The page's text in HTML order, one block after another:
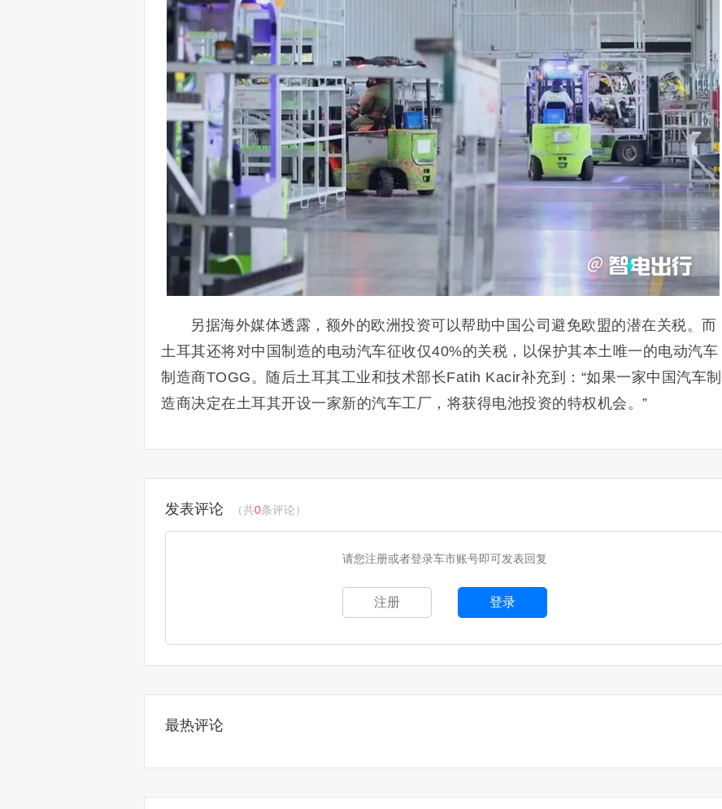
另据海外媒体透露，额外的欧洲投资可以帮助中国公司避免欧盟的潜在关税。而
土耳其还将对中国制造的电动汽车征收仅40%的关税，以保护其本土唯一的电动汽车
制造商TOGG。随后土耳其工业和技术部长Fatih Kacir补充到：“如果一家中国汽车制
造商决定在土耳其开设一家新的汽车工厂，将获得电池投资的特权机会。”
发表评论 （共0条评论）
请您注册或者登录车市账号即可发表回复
注册 登录
最热评论